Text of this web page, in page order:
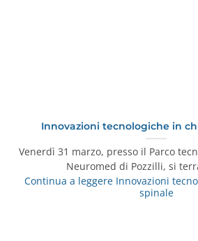
Innovazioni tecnologiche in
Venerdì 31 marzo, presso il Parco
Neuromed di Pozzilli, si
Continua a leggereInnovazioni
spinale